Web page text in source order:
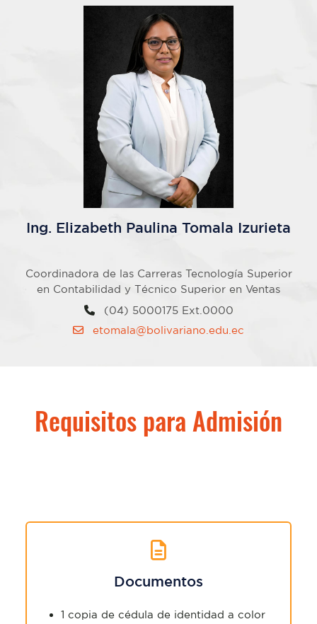
Ing. Elizabeth Paulina Tomala Izurieta
Coordinadora de las Carreras Tecnología Superior
en Contabilidad y Técnico Superior en Ventas
(04) 5000175 Ext.0000
etomala@bolivariano.edu.ec
Requisitos para Admisión
Documentos
1 copia de cédula de identidad a color